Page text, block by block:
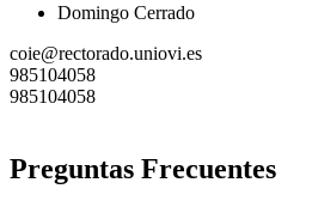
Domingo Cerrado
coie@rectorado.uniovi.es
985104058
985104058
Preguntas Frecuentes